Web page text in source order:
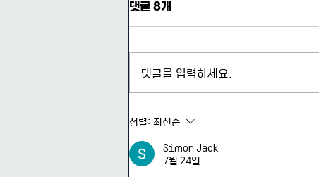
움 후기
댓글 8개
댓글을 입력하세요.
정렬: 최신순
Simon Jack
7월 24일